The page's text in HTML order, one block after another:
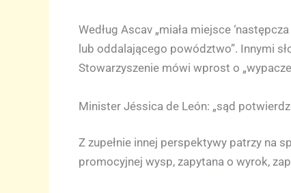
Według Ascav „miała miejsce
lub oddalającego powództwo”. Innymi
Stowarzyszenie mówi wprost o
Minister Jéssica de León: „sąd
Z zupełnie innej perspektywy patrzy na
promocyjnej wysp, zapytana o wyrok,